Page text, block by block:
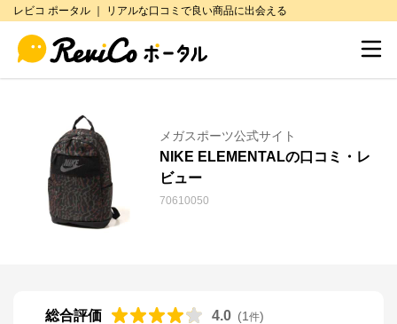
レビコ ポータル ｜ リアルな口コミで良い商品に出会える
メガスポーツ公式サイト
NIKE ELEMENTALの口コミ・レ
ビュー
70610050
総合評価 4.0 (1 件)